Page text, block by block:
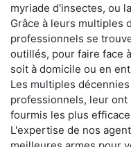
myriade d'insectes, ou
Grâce à leurs multiples
professionnels se
outillés, pour faire face
soit à domicile ou en
Les multiples
professionnels, leur
fourmis les plus
L'expertise de nos